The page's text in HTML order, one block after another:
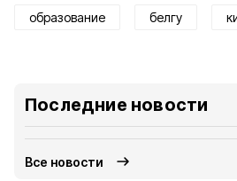
образование белгу
Последние новости
Все новости